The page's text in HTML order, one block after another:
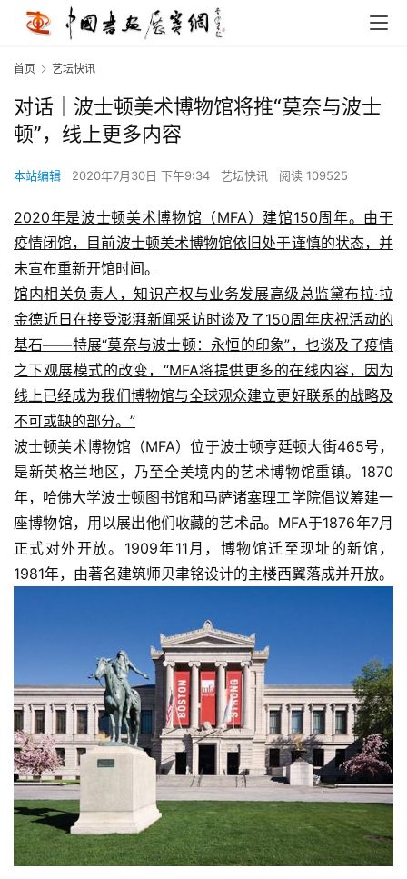
首页 艺坛快讯
对话｜波士顿美术博物馆将推“莫奈与波士
顿”，线上更多内容
本站编辑 2020年7月30日 下午9:34 艺坛快讯 阅读 109525
2020年是波士顿美术博物馆（MFA）建馆150周年。由于
疫情闭馆，目前波士顿美术博物馆依旧处于谨慎的状态，并
未宣布重新开馆时间。
馆内相关负责人，知识产权与业务发展高级总监黛布拉·拉
金德近日在接受澎湃新闻采访时谈及了150周年庆祝活动的
基石——特展“莫奈与波士顿：永恒的印象”，也谈及了疫情
之下观展模式的改变，“MFA将提供更多的在线内容，因为
线上已经成为我们博物馆与全球观众建立更好联系的战略及
不可或缺的部分。”
波士顿美术博物馆（MFA）位于波士顿亨廷顿大街465号，
是新英格兰地区，乃至全美境内的艺术博物馆重镇。1870
年，哈佛大学波士顿图书馆和马萨诸塞理工学院倡议筹建一
座博物馆，用以展出他们收藏的艺术品。MFA于1876年7月
正式对外开放。1909年11月，博物馆迁至现址的新馆，
1981年，由著名建筑师贝聿铭设计的主楼西翼落成并开放。